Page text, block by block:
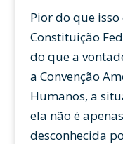
Pior do que
Constituição
do que a
a Convenção
Humanos, a
ela não é
desconhecida